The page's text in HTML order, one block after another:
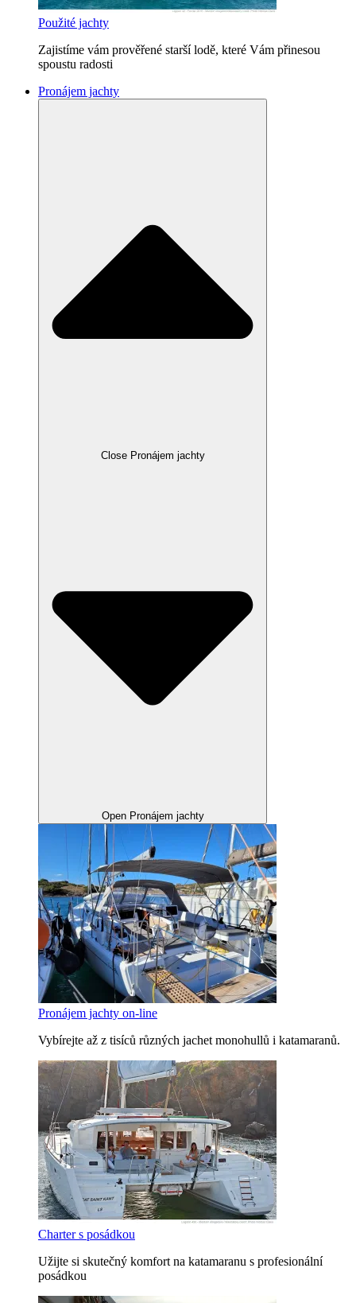
Použité jachty
Zajistíme vám prověřené starší lodě, které Vám přinesou
spoustu radosti
Pronájem jachty
Close Pronájem jachty
Open Pronájem jachty
Pronájem jachty on-line
Vybírejte až z tisíců různých jachet monohullů i katamaranů.
Charter s posádkou
Užijte si skutečný komfort na katamaranu s profesionální
posádkou